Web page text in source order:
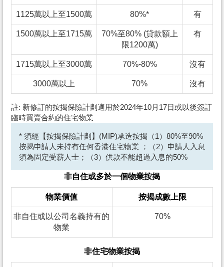
1125萬以上至1500萬 80%* 有
1500萬以上至1715萬
70%至80% (貸款額上
限1200萬)
有
1715萬以上至3000萬 70%-80% 沒有
3000萬以上 70% 沒有
註: 新修訂的按揭保險計劃適用於2024年10月17日或以後簽訂
臨時買賣合約的住宅物業
* 須經【按揭保險計劃】(MIP)承造按揭（1）80%至90%
按揭申請人未持有任何香港住宅物業 ；（2）申請人入息
須為固定受薪人士；（3）供款不能超過入息的50%
非自住或多於一個物業按揭
物業價值 按揭成數上限
非自住或以公司名義持有的
物業
70%
非住宅物業按揭